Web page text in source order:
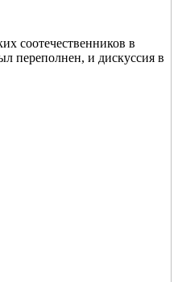
соотечественников в
переполнен, и дискуссия в